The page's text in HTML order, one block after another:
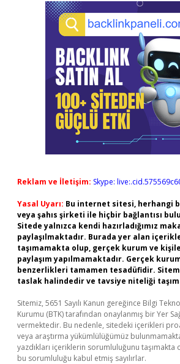
Reklam ve İletişim: Skype:
Yasal Uyarı: Bu internet sitesi, herhangi
veya şahıs şirketi ile hiçbir bağlantısı
Sitede yalnızca kendi hazırladığımız
paylaşılmaktadır. Burada yer alan
taşımamakta olup, gerçek kurum ve
paylaşım yapılmamaktadır. Gerçek
benzerlikleri tamamen tesadüfidir.
taslak halindedir ve tavsiye niteliği
Sitemiz, 5651 Sayılı Kanun gereğince Bilgi
Kurumu (BTK) tarafından onaylanmış bir Yer
vermektedir. Bu nedenle, sitedeki içerikleri
veya araştırma yükümlülüğümüz
yazdıkları içeriklerin sorumluluğunu
bu sorumluluğu kabul etmiş sayılırlar.